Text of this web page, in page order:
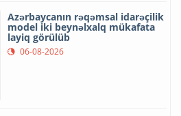
Azərbaycanın rəqəmsal idarəçilik
model iki beynəlxalq mükafata
layiq görülüb
06-08-2026